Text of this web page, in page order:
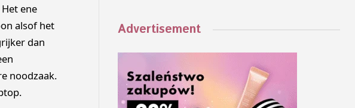
ene
alsof het
dan
noodzaak.
Advertisement